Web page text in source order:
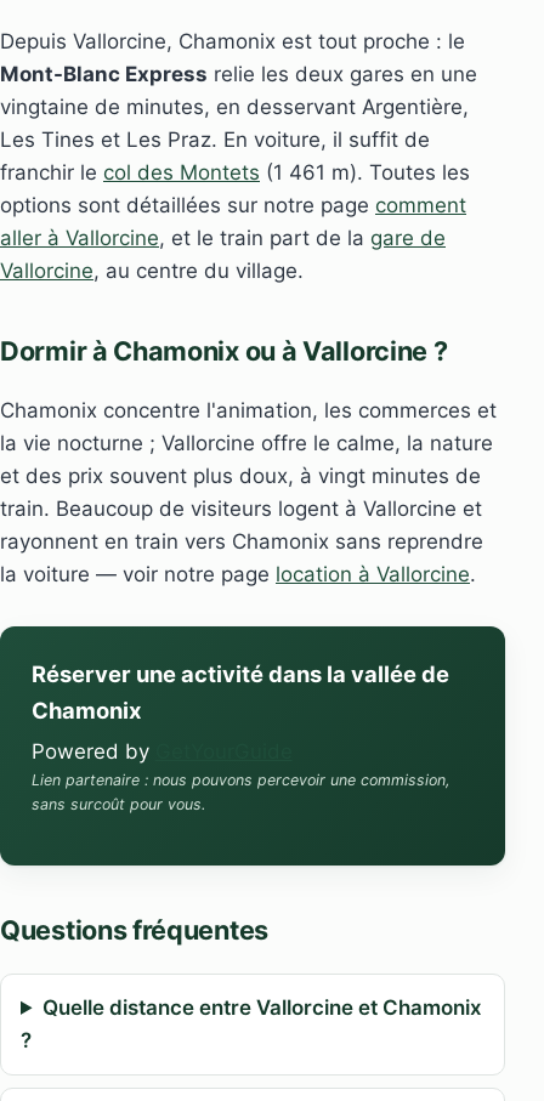
Depuis Vallorcine, Chamonix est tout proche : le
Mont-Blanc Express relie les deux gares en une
vingtaine de minutes, en desservant Argentière,
Les Tines et Les Praz. En voiture, il suffit de
franchir le col des Montets (1 461 m). Toutes les
options sont détaillées sur notre page comment
aller à Vallorcine, et le train part de la gare de
Vallorcine, au centre du village.
Dormir à Chamonix ou à Vallorcine ?
Chamonix concentre l'animation, les commerces et
la vie nocturne ; Vallorcine offre le calme, la nature
et des prix souvent plus doux, à vingt minutes de
train. Beaucoup de visiteurs logent à Vallorcine et
rayonnent en train vers Chamonix sans reprendre
la voiture — voir notre page location à Vallorcine.
Réserver une activité dans la vallée de
Chamonix
Powered by
Lien partenaire : nous pouvons percevoir une commission,
sans surcoût pour vous.
Questions fréquentes
Quelle distance entre Vallorcine et Chamonix
?